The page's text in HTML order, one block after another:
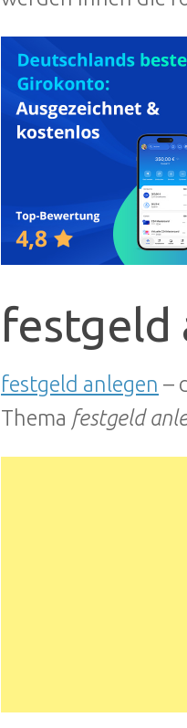
festgeld
festgeld anlegen –
Thema festgeld